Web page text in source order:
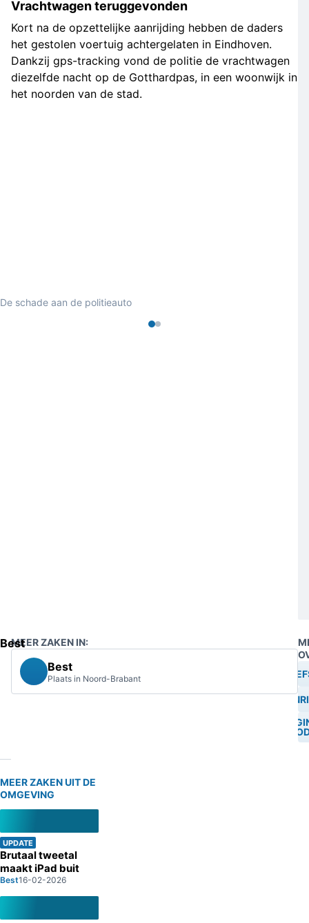
De schade aan de politieauto
Vrachtwagen teruggevonden
Kort na de opzettelijke aanrijding hebben de daders
het gestolen voertuig achtergelaten in Eindhoven.
Dankzij gps-tracking vond de politie de vrachtwagen
diezelfde nacht op de Gotthardpas, in een woonwijk in
het noorden van de stad.
Best
MEER ZAKEN IN:
Best
Plaats in Noord-Brabant
MEER ZAKEN UIT DE
OMGEVING
UPDATE
Brutaal tweetal
maakt iPad buit
Best16-02-2026